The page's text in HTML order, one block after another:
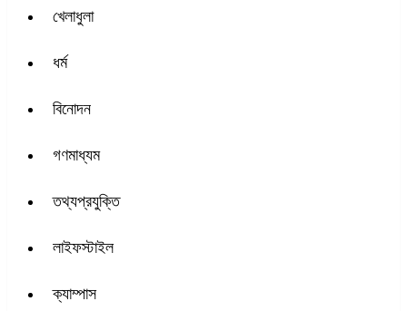
খেলাধুলা
ধর্ম
বিনোদন
গণমাধ্যম
তথ্যপ্রযুক্তি
লাইফস্টাইল
ক্যাম্পাস